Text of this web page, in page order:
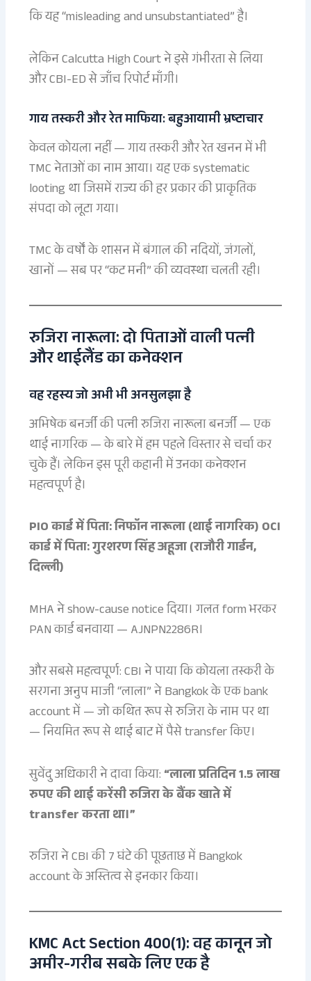
कि यह “misleading and unsubstantiated” है।
लेकिन Calcutta High Court ने इसे गंभीरता से लिया
और CBI-ED से जाँच रिपोर्ट माँगी।
गाय तस्करी और रेत माफिया: बहुआयामी भ्रष्टाचार
केवल कोयला नहीं — गाय तस्करी और रेत खनन में भी
TMC नेताओं का नाम आया। यह एक systematic
looting था जिसमें राज्य की हर प्रकार की प्राकृतिक
संपदा को लूटा गया।
TMC के वर्षों के शासन में बंगाल की नदियों, जंगलों,
खानों — सब पर “कट मनी” की व्यवस्था चलती रही।
रुजिरा नारूला: दो पिताओं वाली पत्नी
और थाईलैंड का कनेक्शन
वह रहस्य जो अभी भी अनसुलझा है
अभिषेक बनर्जी की पत्नी रुजिरा नारूला बनर्जी — एक
थाई नागरिक — के बारे में हम पहले विस्तार से चर्चा कर
चुके हैं। लेकिन इस पूरी कहानी में उनका कनेक्शन
महत्वपूर्ण है।
PIO कार्ड में पिता: निफॉन नारूला (थाई नागरिक) OCI
कार्ड में पिता: गुरशरण सिंह अहूजा (राजौरी गार्डन,
दिल्ली)
MHA ने show-cause notice दिया। गलत form भरकर
PAN कार्ड बनवाया — AJNPN2286R।
और सबसे महत्वपूर्ण: CBI ने पाया कि कोयला तस्करी के
सरगना अनुप माजी “लाला” ने Bangkok के एक bank
account में — जो कथित रूप से रुजिरा के नाम पर था
— नियमित रूप से थाई बाट में पैसे transfer किए।
सुवेंदु अधिकारी ने दावा किया: “लाला प्रतिदिन 1.5 लाख
रुपए की थाई करेंसी रुजिरा के बैंक खाते में
transfer करता था।”
रुजिरा ने CBI की 7 घंटे की पूछताछ में Bangkok
account के अस्तित्व से इनकार किया।
KMC Act Section 400(1): वह कानून जो
अमीर-गरीब सबके लिए एक है